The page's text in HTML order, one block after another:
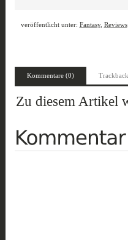
veröffentlicht unter: Fantasy, Reviews
Kommentare (0)
Zu diesem Artikel